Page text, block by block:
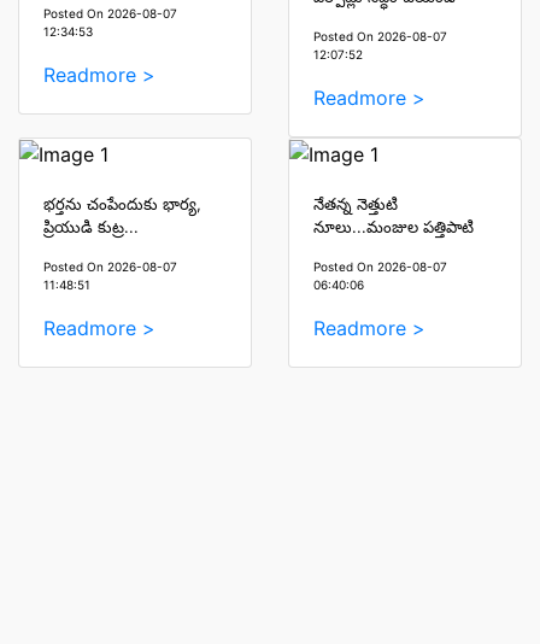
Posted On 2026-08-07
12:34:53
Readmore >
Posted On 2026-08-07
12:07:52
Readmore >
భర్తను చంపేందుకు భార్య,
ప్రియుడి కుట్ర...
Posted On 2026-08-07
11:48:51
Readmore >
నేతన్న నెత్తుటి
నూలు...మంజుల పత్తిపాటి
Posted On 2026-08-07
06:40:06
Readmore >